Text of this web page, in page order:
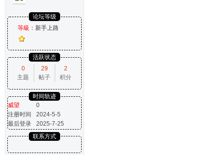
论坛等级
等級： 新手上路
活跃状态
0
主题
29
帖子
2
积分
时间轨迹
威望
0
注册时间
2024-5-5
最后登录
2025-7-25
联系方式